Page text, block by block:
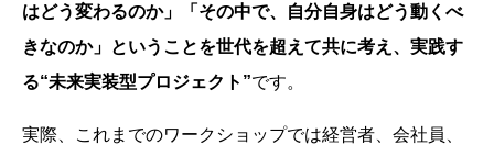
はどう変わるのか」「その中で、自分自身はどう動くべ
きなのか」ということを世代を超えて共に考え、実践す
る“未来実装型プロジェクト”です。
実際、これまでのワークショップでは経営者、会社員、